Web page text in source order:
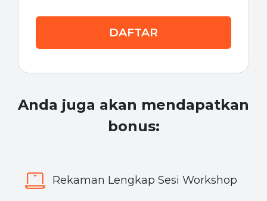
DAFTAR
Anda juga akan mendapatkan
bonus:
Rekaman Lengkap Sesi Workshop